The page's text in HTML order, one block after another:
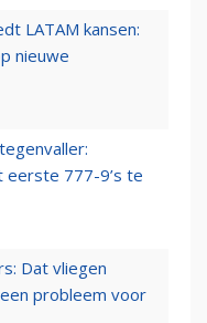
LATAM kansen:
nieuwe
eerste 777-9’s te
Dat vliegen
probleem voor